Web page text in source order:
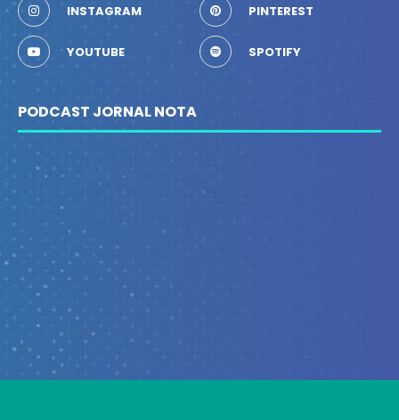
INSTAGRAM PINTEREST
YOUTUBE SPOTIFY
PODCAST JORNAL NOTA